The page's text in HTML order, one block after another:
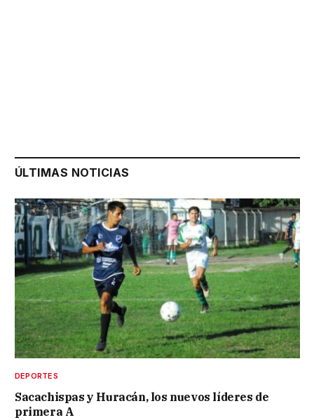
ÚLTIMAS NOTICIAS
DEPORTES
Sacachispas y Huracán, los nuevos líderes de
primera A